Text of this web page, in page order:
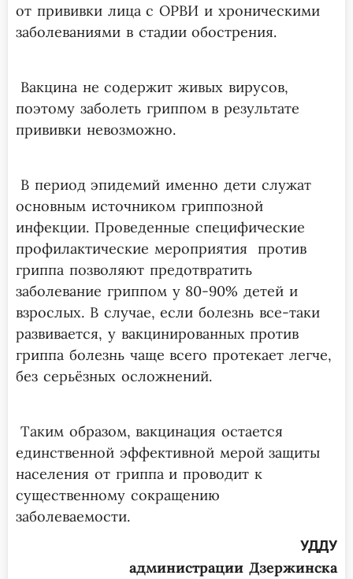
от прививки лица с ОРВИ и хроническими
заболеваниями в стадии обострения.
Вакцина не содержит живых вирусов,
поэтому заболеть гриппом в результате
прививки невозможно.
В период эпидемий именно дети служат
основным источником гриппозной
инфекции. Проведенные специфические
профилактические мероприятия против
гриппа позволяют предотвратить
заболевание гриппом у 80-90% детей и
взрослых. В случае, если болезнь все-таки
развивается, у вакцинированных против
гриппа болезнь чаще всего протекает легче,
без серьёзных осложнений.
Таким образом, вакцинация остается
единственной эффективной мерой защиты
населения от гриппа и проводит к
существенному сокращению
заболеваемости.
УДДУ
администрации Дзержинска